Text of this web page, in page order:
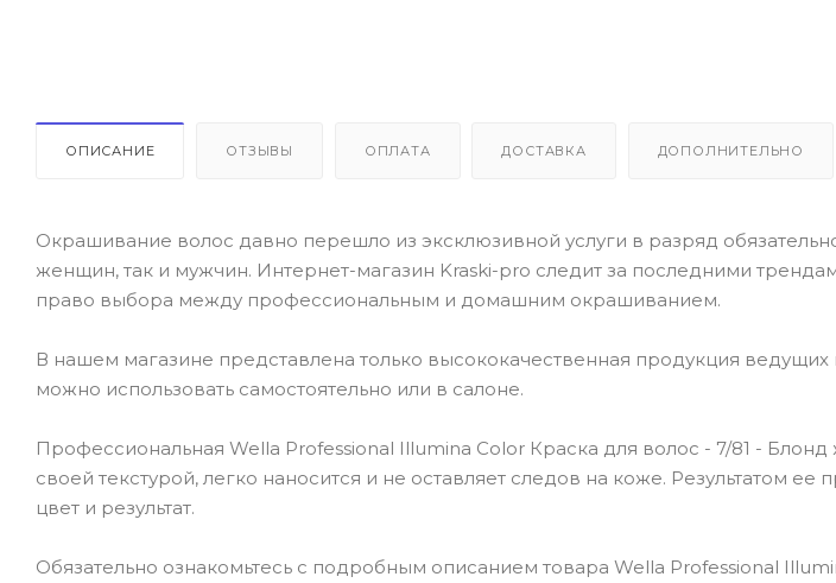
ОПИСАНИЕ ОТЗЫВЫ ОПЛАТА ДОСТАВКА ДОПОЛНИТЕЛЬНО
Окрашивание волос давно перешло из эксклюзивной услуги в разряд
женщин, так и мужчин. Интернет-магазин Kraski-pro следит за последними
право выбора между профессиональным и домашним окрашиванием.
В нашем магазине представлена только высококачественная продукция
можно использовать самостоятельно или в салоне.
Профессиональная Wella Professional Illumina Color Краска для волос - 7/81 -
своей текстурой, легко наносится и не оставляет следов на коже. Результатом
цвет и результат.
Обязательно ознакомьтесь с подробным описанием товара Wella Professional